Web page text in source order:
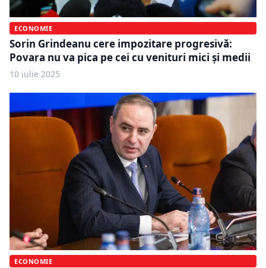
ECONOMIE
Sorin Grindeanu cere impozitare progresivă:
Povara nu va pica pe cei cu venituri mici și medii
10 iulie 2025
ECONOMIE